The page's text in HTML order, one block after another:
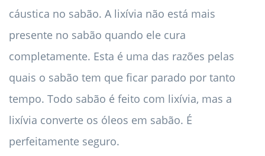
cáustica no sabão. A lixívia não está mais
presente no sabão quando ele cura
completamente. Esta é uma das razões pelas
quais o sabão tem que ficar parado por tanto
tempo. Todo sabão é feito com lixívia, mas a
lixívia converte os óleos em sabão. É
perfeitamente seguro.